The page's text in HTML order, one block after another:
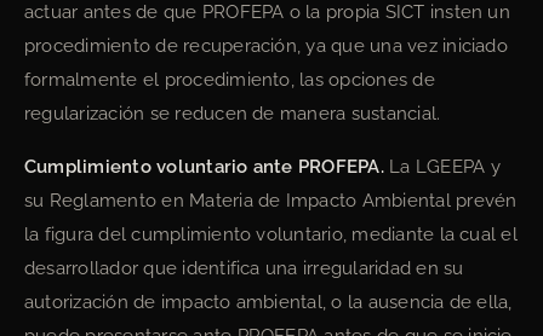
actuar antes de que PROFEPA o la propia SICT insten un
procedimiento de recuperación, ya que una vez iniciado
formalmente el procedimiento, las opciones de
regularización se reducen de manera sustancial.
Cumplimiento voluntario ante PROFEPA.La LGEEPA y
su Reglamento en Materia de Impacto Ambiental prevén
la figura del cumplimiento voluntario, mediante la cual el
desarrollador que identifica una irregularidad en su
autorización de impacto ambiental, o la ausencia de ella,